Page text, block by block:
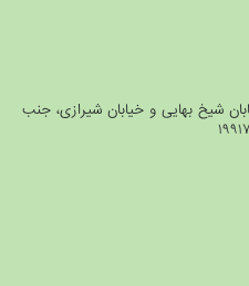
شیخ بهایی و خیابان شیرازی، جنب